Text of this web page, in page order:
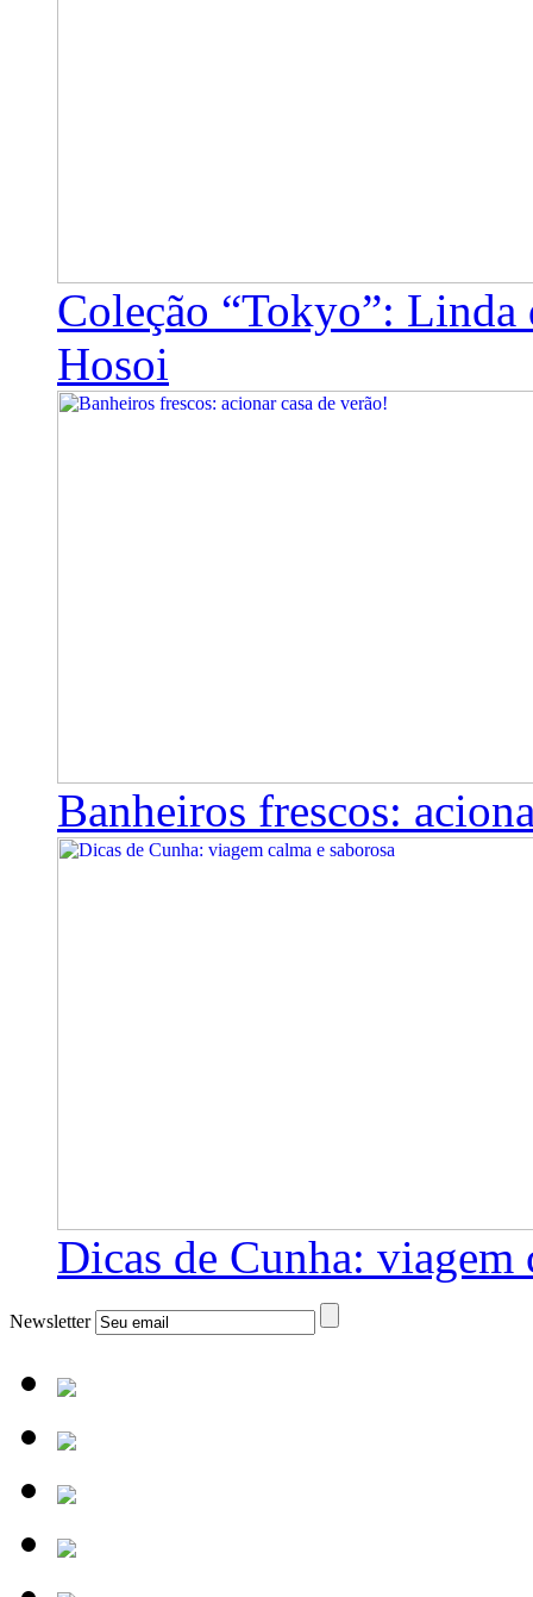
Coleção “Tokyo”:
Hosoi
Banheiros frescos:
Dicas de Cunha: viagem
Newsletter